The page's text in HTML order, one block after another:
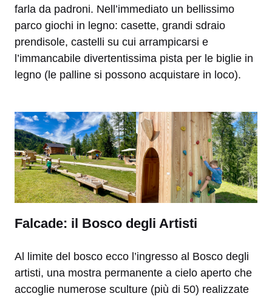
farla da padroni. Nell’immediato un bellissimo
parco giochi in legno: casette, grandi sdraio
prendisole, castelli su cui arrampicarsi e
l’immancabile divertentissima pista per le biglie in
legno (le palline si possono acquistare in loco).
Falcade: il Bosco degli Artisti
Al limite del bosco ecco l’ingresso al Bosco degli
artisti, una mostra permanente a cielo aperto che
accoglie numerose sculture (più di 50) realizzate